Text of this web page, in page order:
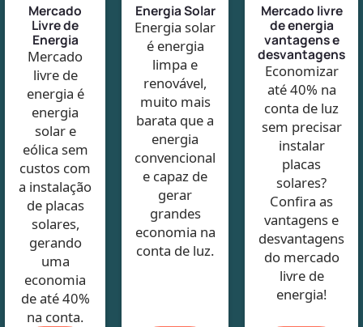
Mercado
Livre de
Energia
Mercado
livre de
energia é
energia
solar e
eólica sem
custos com
a instalação
de placas
solares,
gerando
uma
economia
de até 40%
na conta.
Energia Solar
Energia solar
é energia
limpa e
renovável,
muito mais
barata que a
energia
convencional
e capaz de
gerar
grandes
economia na
conta de luz.
Mercado livre
de energia
vantagens e
desvantagens
Economizar
até 40% na
conta de luz
sem precisar
instalar
placas
solares?
Confira as
vantagens e
desvantagens
do mercado
livre de
energia!